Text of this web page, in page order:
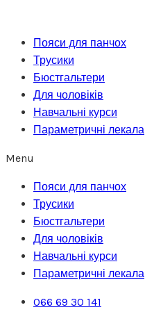
вмістуПояси для панчох
Трусики
Бюстгальтери
Для чоловіків
Навчальні курси
Параметричні лекала
Menu
Пояси для панчох
Трусики
Бюстгальтери
Для чоловіків
Навчальні курси
Параметричні лекала
066 69 30 141